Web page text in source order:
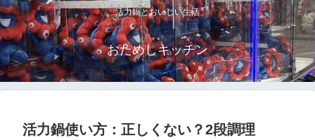
活力鍋とおいしい生活
おためしキッチン
活力鍋使い方：正しくない？2段調理